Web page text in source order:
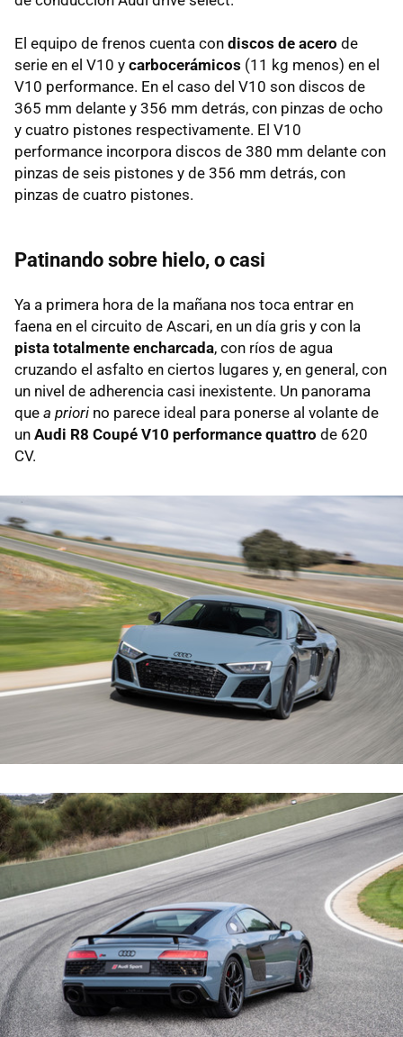
El equipo de frenos cuenta con discos de acero de
serie en el V10 y carbocerámicos (11 kg menos) en el
V10 performance. En el caso del V10 son discos de
365 mm delante y 356 mm detrás, con pinzas de ocho
y cuatro pistones respectivamente. El V10
performance incorpora discos de 380 mm delante con
pinzas de seis pistones y de 356 mm detrás, con
pinzas de cuatro pistones.
Patinando sobre hielo, o casi
Ya a primera hora de la mañana nos toca entrar en
faena en el circuito de Ascari, en un día gris y con la
pista totalmente encharcada, con ríos de agua
cruzando el asfalto en ciertos lugares y, en general, con
un nivel de adherencia casi inexistente. Un panorama
que a priori no parece ideal para ponerse al volante de
un Audi R8 Coupé V10 performance quattro de 620
CV.